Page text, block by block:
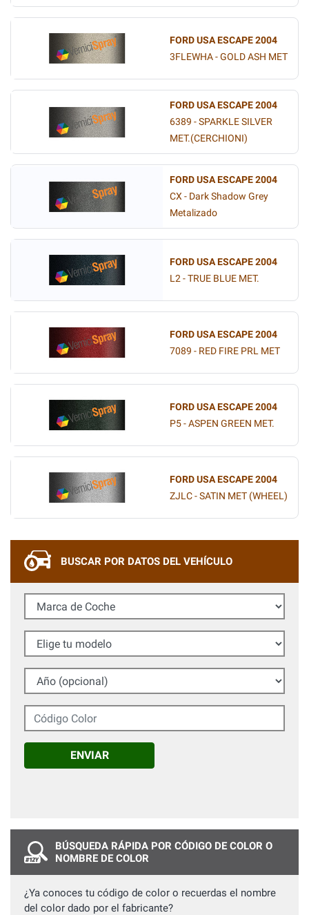
FORD USA ESCAPE 2004
3FLEWHA - GOLD ASH MET
FORD USA ESCAPE 2004
6389 - SPARKLE SILVER
MET.(CERCHIONI)
FORD USA ESCAPE 2004
CX - Dark Shadow Grey
Metalizado
FORD USA ESCAPE 2004
L2 - TRUE BLUE MET.
FORD USA ESCAPE 2004
7089 - RED FIRE PRL MET
FORD USA ESCAPE 2004
P5 - ASPEN GREEN MET.
FORD USA ESCAPE 2004
ZJLC - SATIN MET (WHEEL)
BUSCAR POR DATOS DEL VEHÍCULO
Marca de Coche
Elige tu modelo
Año (opcional)
Código Color
ENVIAR
BÚSQUEDA RÁPIDA POR CÓDIGO DE COLOR O
NOMBRE DE COLOR
¿Ya conoces tu código de color o recuerdas el nombre
del color dado por el fabricante?